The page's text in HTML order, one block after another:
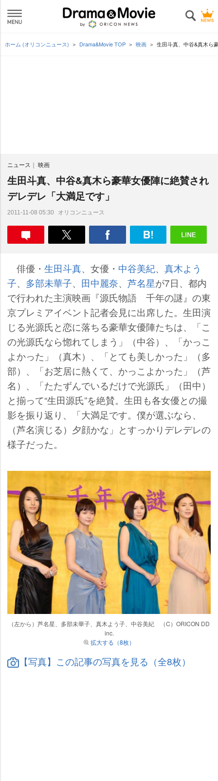
ホーム (オリコンニュース) Drama&Movie TOP 映画 生田斗真、中谷&真木ら
ニュース 映画
生田斗真、中谷&真木ら豪華女優陣に絶賛され
デレデレ「大満足です」
2011-11-08 05:30 オリコンニュース
俳優・ 生田斗真、女優・ 中谷美紀、 真木よう
子、 多部未華子、 田中麗奈、 芦名星が7日、都内
で行われた主演映画『源氏物語 千年の謎』の東
京プレミアイベント記者会見に出席した。生田演
じる光源氏と恋に落ちる豪華女優陣たちは、「こ
の光源氏なら惚れてしまう」（中谷）、「かっこ
よかった」（真木）、「とても美しかった」（多
部）、「お芝居に熱くて、かっこよかった」（芦
名）、「たたずんでいるだけで光源氏」（田中）
と揃って“生田源氏”を絶賛。生田も各女優との撮
影を振り返り、「大満足です。僕が選ぶなら、
（芦名演じる）夕顔かな」とすっかりデレデレの
様子だった。
（左から）芦名星、多部未華子、真木よう子、中谷美紀 （C）ORICON DD
inc.
拡大する（8枚）
【写真】この記事の写真を見る（全8枚）